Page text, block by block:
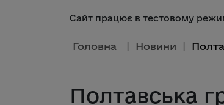
Сайт працює в тестовому
Головна Новини
Полтавська